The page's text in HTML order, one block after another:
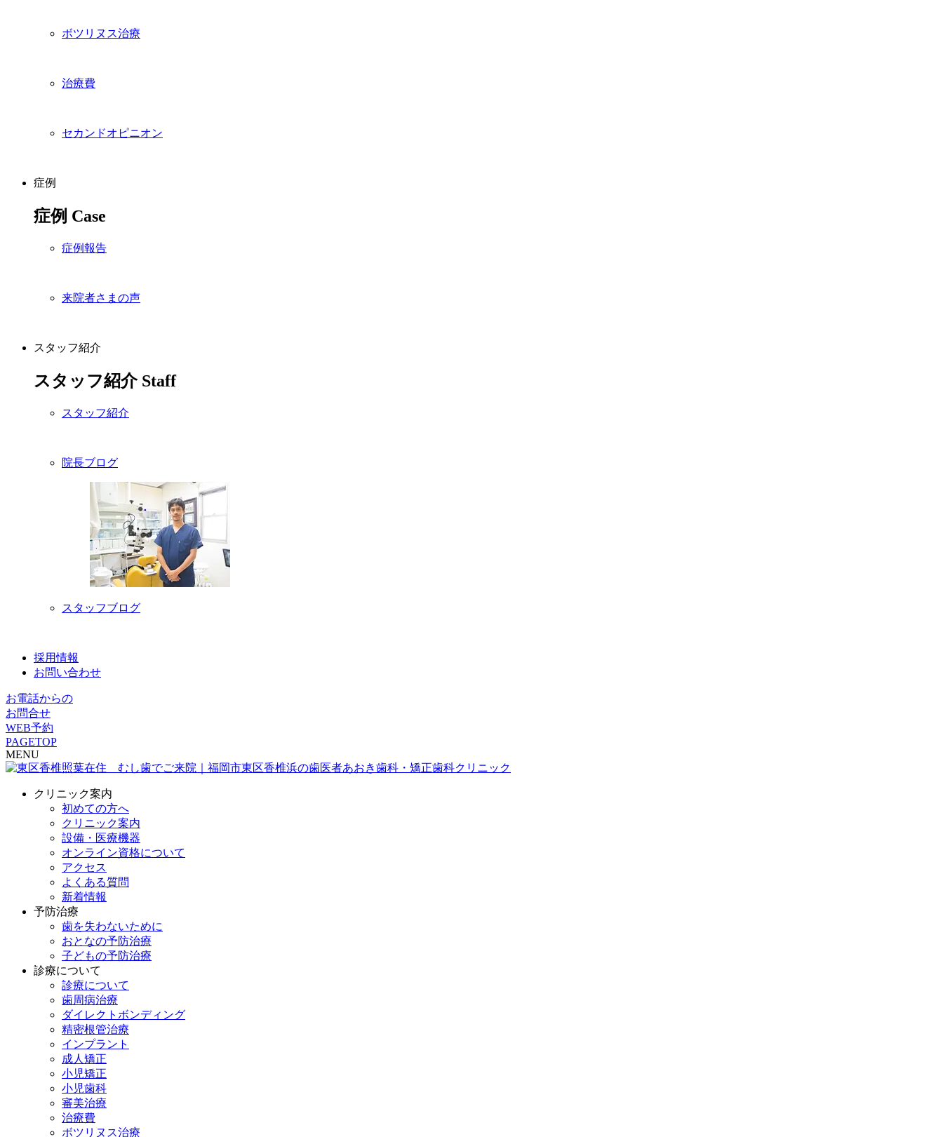
ボツリヌス治療
治療費
セカンドオピニオン
症例
症例 Case
症例報告
来院者さまの声
スタッフ紹介
スタッフ紹介 Staff
スタッフ紹介
院長ブログ
スタッフブログ
採用情報
お問い合わせ
お電話からの
お問合せ
WEB予約
PAGETOP
MENU
クリニック案内
初めての方へ
クリニック案内
設備・医療機器
オンライン資格について
アクセス
よくある質問
新着情報
予防治療
歯を失わないために
おとなの予防治療
子どもの予防治療
診療について
診療について
歯周病治療
ダイレクトボンディング
精密根管治療
インプラント
成人矯正
小児矯正
小児歯科
審美治療
治療費
ボツリヌス治療